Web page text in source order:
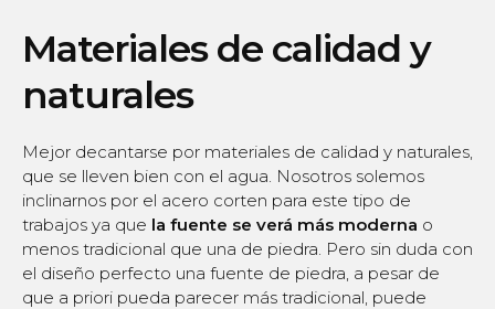
Materiales de calidad y
naturales
Mejor decantarse por materiales de calidad y naturales,
que se lleven bien con el agua. Nosotros solemos
inclinarnos por el acero corten para este tipo de
trabajos ya que la fuente se verá más moderna o
menos tradicional que una de piedra. Pero sin duda con
el diseño perfecto una fuente de piedra, a pesar de
que a priori pueda parecer más tradicional, puede